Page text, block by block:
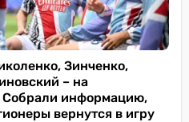
Зинченко,
– на
Собрали информацию,
вернутся в игру